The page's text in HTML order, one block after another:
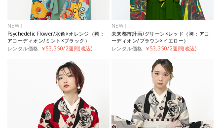
NEW！
Psychedelic Flower/水色×オレンジ（袴：
アコーディオン/ミント×ブラック）
レンタル価格 ￥53,350/2週間(税込)
NEW！
未来都市計画/グリーン×レッド（袴：アコ
ーディオン/ブラウン×イエロー）
レンタル価格 ￥53,350/2週間(税込)